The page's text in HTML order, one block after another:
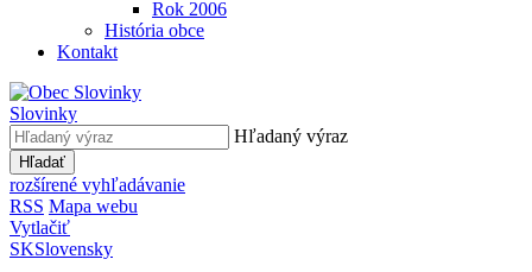
Rok 2006
História obce
Kontakt
Slovinky
Hľadaný výraz
Hľadať
rozšírené vyhľadávanie
RSS Mapa webu
Vytlačiť
SKSlovensky